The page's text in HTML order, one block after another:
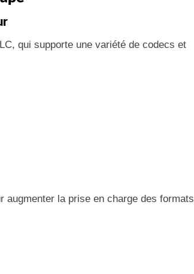
qui supporte une variété de codecs et
augmenter la prise en charge des formats